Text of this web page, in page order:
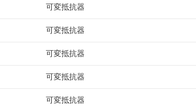
可変抵抗器
可変抵抗器
可変抵抗器
可変抵抗器
可変抵抗器